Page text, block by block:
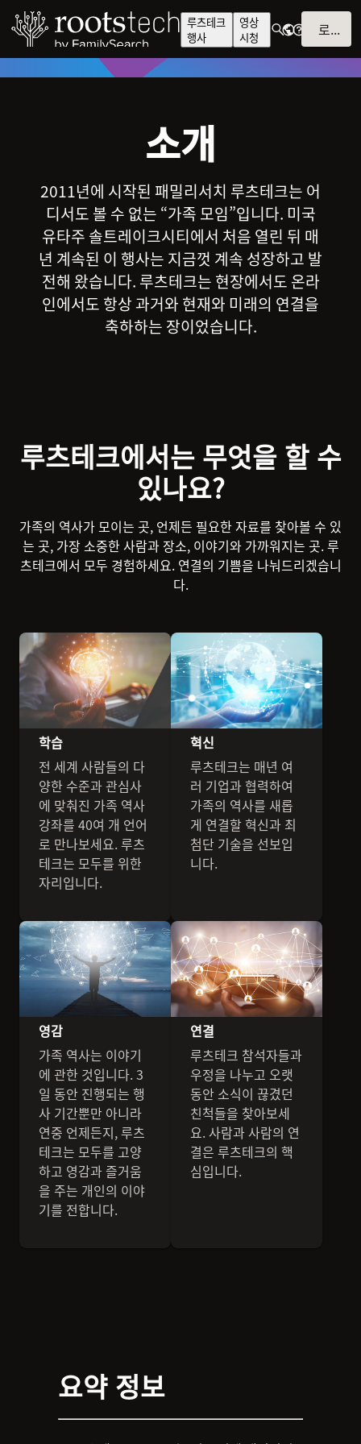
루츠테크
행사
영상
시청
로그인
소개
2011년에 시작된 패밀리서치 루츠테크는 어
디서도 볼 수 없는 “가족 모임”입니다. 미국
유타주 솔트레이크시티에서 처음 열린 뒤 매
년 계속된 이 행사는 지금껏 계속 성장하고 발
전해 왔습니다. 루츠테크는 현장에서도 온라
인에서도 항상 과거와 현재와 미래의 연결을
축하하는 장이었습니다.
루츠테크에서는 무엇을 할 수
있나요?
가족의 역사가 모이는 곳, 언제든 필요한 자료를 찾아볼 수 있
는 곳, 가장 소중한 사람과 장소, 이야기와 가까워지는 곳. 루
츠테크에서 모두 경험하세요. 연결의 기쁨을 나눠드리겠습니
다.
학습
전 세계 사람들의 다
양한 수준과 관심사
에 맞춰진 가족 역사
강좌를 40여 개 언어
로 만나보세요. 루츠
테크는 모두를 위한
자리입니다.
혁신
루츠테크는 매년 여
러 기업과 협력하여
가족의 역사를 새롭
게 연결할 혁신과 최
첨단 기술을 선보입
니다.
영감
가족 역사는 이야기
에 관한 것입니다. 3
일 동안 진행되는 행
사 기간뿐만 아니라
연중 언제든지, 루츠
테크는 모두를 고양
하고 영감과 즐거움
을 주는 개인의 이야
기를 전합니다.
연결
루츠테크 참석자들과
우정을 나누고 오랫
동안 소식이 끊겼던
친척들을 찾아보세
요. 사람과 사람의 연
결은 루츠테크의 핵
심입니다.
요약 정보